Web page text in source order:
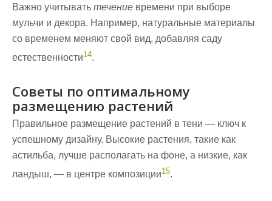
Важно учитывать течение времени при выборе
мульчи и декора. Например, натуральные материалы
со временем меняют свой вид, добавляя саду
естественности14.
Советы по оптимальному
размещению растений
Правильное размещение растений в тени — ключ к
успешному дизайну. Высокие растения, такие как
астильба, лучше располагать на фоне, а низкие, как
ландыш, — в центре композиции15.